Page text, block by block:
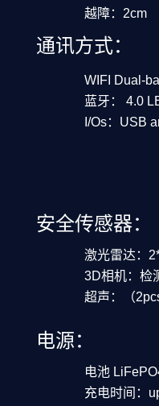
越障：2cm
通讯方式：
WIFI Dual-band
蓝牙： 4.0 LE?
I/Os：USB
安全传感器：
激光雷达：
3D相机： 检
超声：（2pcs）
电源：
电池 LiFePO4,
充电时间：up to